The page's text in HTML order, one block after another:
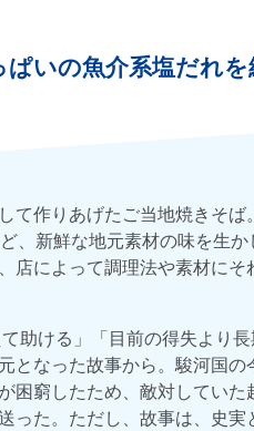
いの魚介系塩だれ
て作りあげたご当地焼きそ
、新鮮な地元素材の味を生
によって調理法や素材にそ
助ける」「目前の得失より
となった故事から。駿河国
困窮したため、敵対してい
た。ただし、故事は、史実